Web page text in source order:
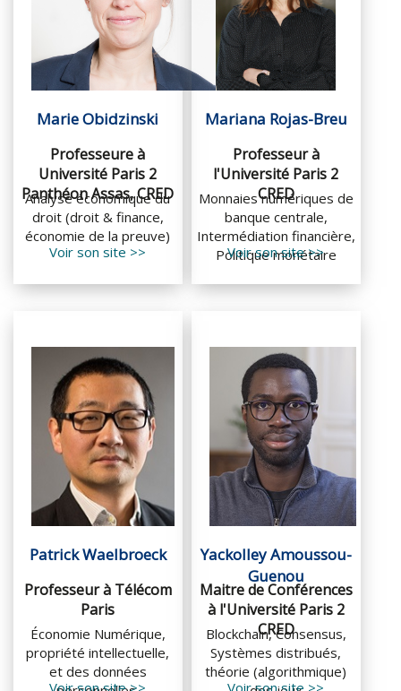
Marie Obidzinski
Professeure à
Université Paris 2
Panthéon Assas, CRED
Analyse économique du
droit (droit & finance,
économie de la preuve)
Voir son site >>
Mariana Rojas-Breu
Professeur à
l'Université Paris 2
CRED
Monnaies numériques de
banque centrale,
Intermédiation financière,
Politique monétaire
Voir son site >>
Patrick Waelbroeck
Professeur à Télécom
Paris​​
Économie Numérique,
propriété intellectuelle,
et des données
Voir son site >>
Yackolley Amoussou-
Guenou
Maitre de Conférences
à l'Université Paris 2
CRED
Blockchain, Consensus,
Systèmes distribués,
théorie (algorithmique)
Voir son site >>